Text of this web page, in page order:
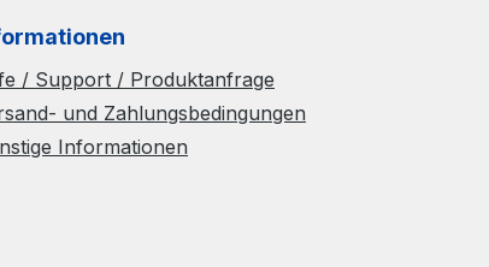
/ Support / Produktanfrage
und Zahlungsbedingungen
Informationen